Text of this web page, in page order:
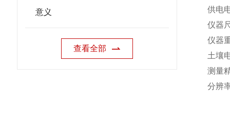
意义
查看全部
供电
仪器
仪
土壤
测
分辨